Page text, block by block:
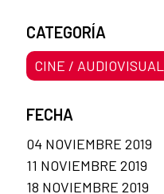
CATEGORÍA
CINE / AUDIOVISUAL
FECHA
04 NOVIEMBRE 2019
11 NOVIEMBRE 2019
18 NOVIEMBRE 2019